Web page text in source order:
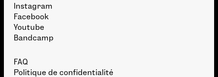
Instagram
Facebook
Youtube
Bandcamp
FAQ
Politique de confidentialité